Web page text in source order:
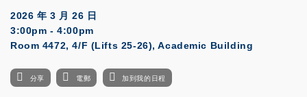
2026 年 3 月 26 日
3:00pm - 4:00pm
Room 4472, 4/F (Lifts 25-26), Academic Building
分享 電郵 加到我的日程